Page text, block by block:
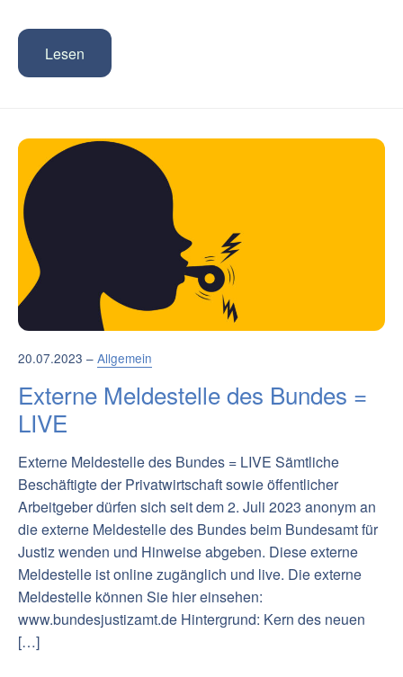
Lesen
20.07.2023 – Allgemein
Externe Meldestelle des Bundes =
LIVE
Externe Meldestelle des Bundes = LIVE Sämtliche
Beschäftigte der Privatwirtschaft sowie öffentlicher
Arbeitgeber dürfen sich seit dem 2. Juli 2023 anonym an
die externe Meldestelle des Bundes beim Bundesamt für
Justiz wenden und Hinweise abgeben. Diese externe
Meldestelle ist online zugänglich und live. Die externe
Meldestelle können Sie hier einsehen:
www.bundesjustizamt.de Hintergrund: Kern des neuen
[…]